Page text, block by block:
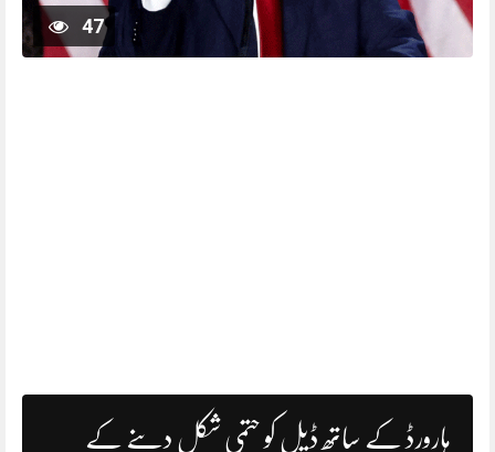
47
ہارورڈ کے ساتھ ڈیل کو حتمی شکل دینے کے